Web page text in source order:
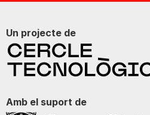
Un projecte de
Amb el suport de